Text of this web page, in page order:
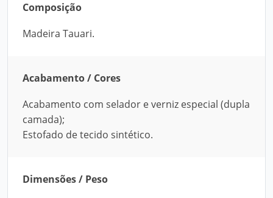
Composição
Madeira Tauari.
Acabamento / Cores
Acabamento com selador e verniz especial (dupla
camada);
Estofado de tecido sintético.
Dimensões / Peso